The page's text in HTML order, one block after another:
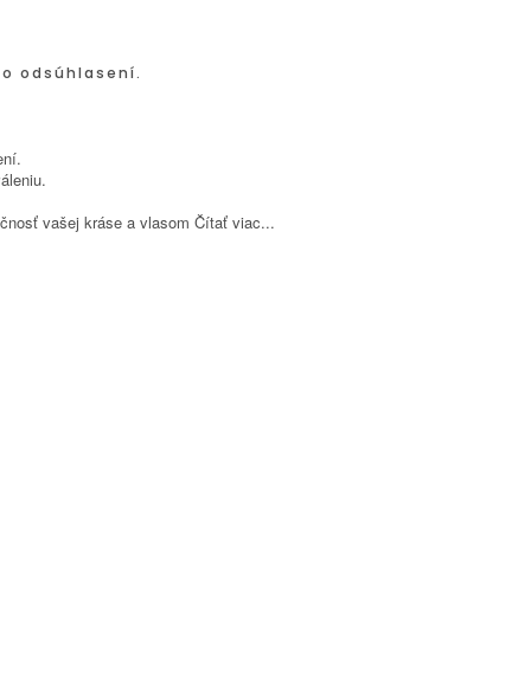
odsúhlasení.
vašej kráse a vlasom Čítať viac...